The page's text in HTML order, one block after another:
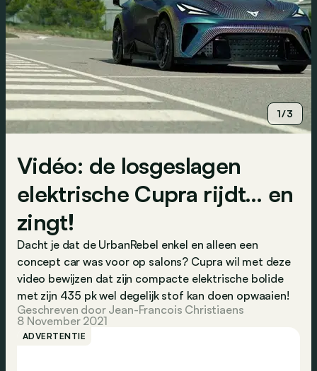
1/3
Vidéo: de losgeslagen
elektrische Cupra rijdt… en
zingt!
Dacht je dat de UrbanRebel enkel en alleen een
concept car was voor op salons? Cupra wil met deze
video bewijzen dat zijn compacte elektrische bolide
met zijn 435 pk wel degelijk stof kan doen opwaaien!
Geschreven door Jean-Francois Christiaens
8 November 2021
ADVERTENTIE